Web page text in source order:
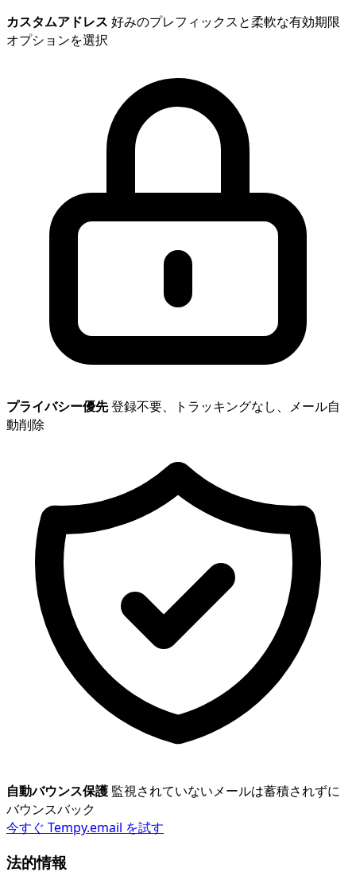
カスタムアドレス 好みのプレフィックスと柔軟な有効期限
オプションを選択
プライバシー優先登録不要、トラッキングなし、メール自
動削除
自動バウンス保護 監視されていないメールは蓄積されずに
バウンスバック
今すぐ Tempy.email を試す
法的情報